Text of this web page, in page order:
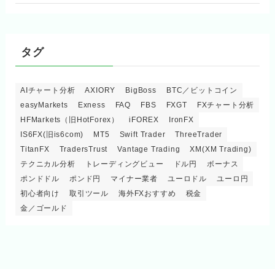
タグ
AIチャート分析 AXIORY BigBoss
BTC／ビットコイン
easyMarkets
Exness FAQ FBS FXGT
FXチャート分析
HFMarkets（旧HotForex）
iFOREX
IronFX
IS6FX(旧is6com)
MT5 Swift Trader
ThreeTrader
TitanFX
TradersTrust Vantage Trading
XM(XM Trading)
テクニカル分析
トレーディングビュー ドル円
ボーナス
ポンドドル
ポンド円 マイナー業者 ユーロドル
ユーロ円
初心者向け
取引ツール 海外FXおすすめ
税金
金／ゴールド